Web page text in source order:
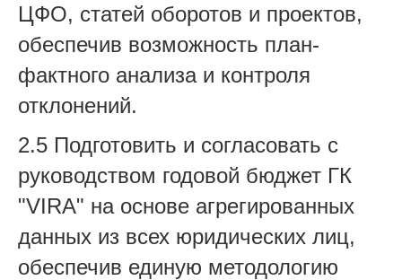
ЦФО, статей оборотов и проектов,
обеспечив возможность план-
фактного анализа и контроля
отклонений.
2.5 Подготовить и согласовать с
руководством годовой бюджет ГК
"VIRA" на основе агрегированных
данных из всех юридических лиц,
обеспечив единую методологию